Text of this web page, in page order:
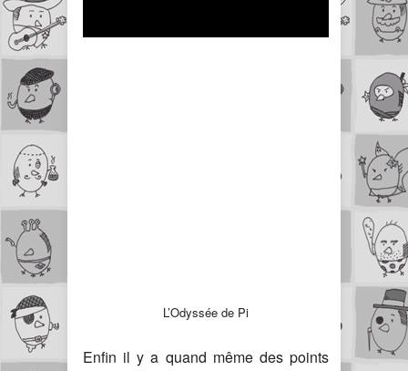
L’Odyssée de Pi
Enfin il y a quand même des points